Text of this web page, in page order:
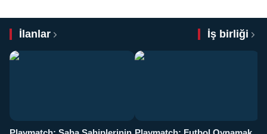
İlanlar İş birliği